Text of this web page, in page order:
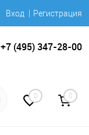
Вход Регистрация
+7 (495) 347-28-00
0 0